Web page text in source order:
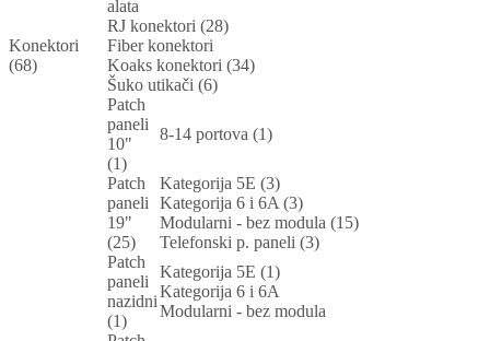
alata
Konektori
(68)
RJ konektori (28)
Fiber konektori
Koaks konektori (34)
Šuko utikači (6)
Patch
paneli
10"
(1)
8-14 portova (1)
Patch
paneli
19"
(25)
Kategorija 5E (3)
Kategorija 6 i 6A (3)
Modularni - bez modula (15)
Telefonski p. paneli (3)
Patch
paneli
nazidni
(1)
Kategorija 5E (1)
Kategorija 6 i 6A
Modularni - bez modula